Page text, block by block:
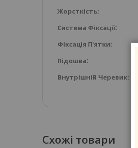
Жорсткість
Система Фіксації
Фіксація П'ятки
Підошва
Внутрішній Черевик
Схожі товари